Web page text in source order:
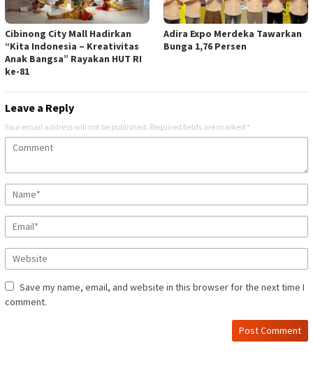
Cibinong City Mall Hadirkan
“Kita Indonesia – Kreativitas
Anak Bangsa” Rayakan HUT RI
ke-81
Adira Expo Merdeka Tawarkan
Bunga 1,76 Persen
Leave a Reply
Your email address will not be published. Required fields are marked *
Save my name, email, and website in this browser for the next time I
comment.